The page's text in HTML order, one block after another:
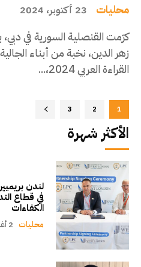
محليات 23 أكتوبر، 2024
كرّمت القنصلية السورية في
زهر الدين، نخبة من أبناء
القراءة العربي 2024،...
1
2
3
الأكثر شهرة
لندن
في قطاع
الكفاءات
محليات 2 أغسطس، 2026